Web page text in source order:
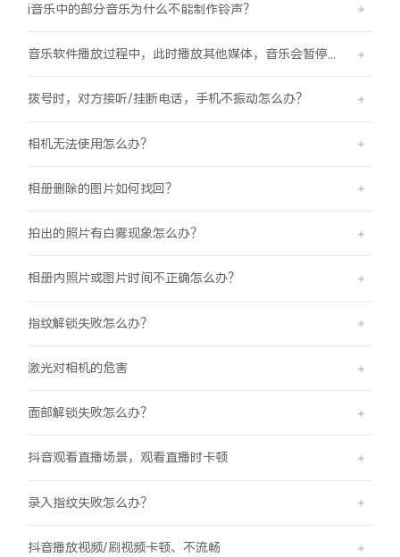
i音乐中的部分音乐为什么不能制作铃声？
拨号时，对方接听/挂断电话，手机不振动怎么办？
相机无法使用怎么办？
相册删除的图片如何找回？
拍出的照片有白雾现象怎么办？
相册内照片或图片时间不正确怎么办？
指纹解锁失败怎么办？
激光对相机的危害
面部解锁失败怎么办？
抖音观看直播场景，观看直播时卡顿
录入指纹失败怎么办？
抖音播放视频/刷视频卡顿、不流畅